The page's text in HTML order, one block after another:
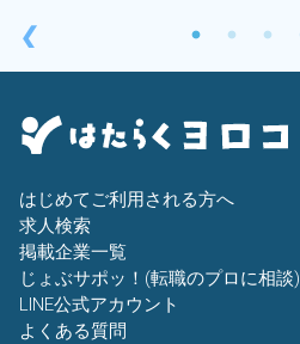
❮
はじめてご利用される方へ
求人検索
掲載企業一覧
じょぶサポッ！(転職のプロに相談)
LINE公式アカウント
よくある質問